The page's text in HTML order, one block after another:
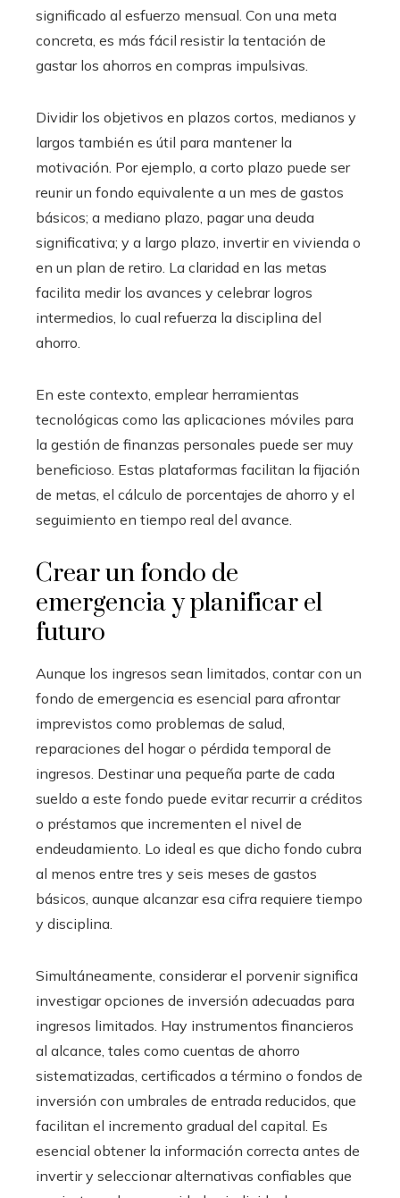
significado al esfuerzo mensual. Con una meta
concreta, es más fácil resistir la tentación de
gastar los ahorros en compras impulsivas.
Dividir los objetivos en plazos cortos, medianos y
largos también es útil para mantener la
motivación. Por ejemplo, a corto plazo puede ser
reunir un fondo equivalente a un mes de gastos
básicos; a mediano plazo, pagar una deuda
significativa; y a largo plazo, invertir en vivienda o
en un plan de retiro. La claridad en las metas
facilita medir los avances y celebrar logros
intermedios, lo cual refuerza la disciplina del
ahorro.
En este contexto, emplear herramientas
tecnológicas como las aplicaciones móviles para
la gestión de finanzas personales puede ser muy
beneficioso. Estas plataformas facilitan la fijación
de metas, el cálculo de porcentajes de ahorro y el
seguimiento en tiempo real del avance.
Crear un fondo de
emergencia y planificar el
futuro
Aunque los ingresos sean limitados, contar con un
fondo de emergencia es esencial para afrontar
imprevistos como problemas de salud,
reparaciones del hogar o pérdida temporal de
ingresos. Destinar una pequeña parte de cada
sueldo a este fondo puede evitar recurrir a créditos
o préstamos que incrementen el nivel de
endeudamiento. Lo ideal es que dicho fondo cubra
al menos entre tres y seis meses de gastos
básicos, aunque alcanzar esa cifra requiere tiempo
y disciplina.
Simultáneamente, considerar el porvenir significa
investigar opciones de inversión adecuadas para
ingresos limitados. Hay instrumentos financieros
al alcance, tales como cuentas de ahorro
sistematizadas, certificados a término o fondos de
inversión con umbrales de entrada reducidos, que
facilitan el incremento gradual del capital. Es
esencial obtener la información correcta antes de
invertir y seleccionar alternativas confiables que